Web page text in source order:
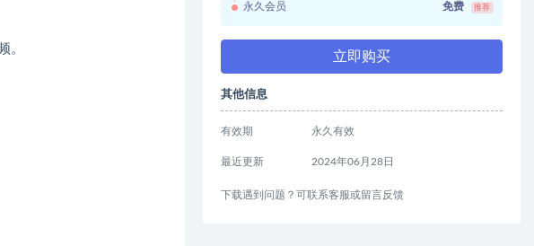
。
永久会员 免费 推荐
立即购买
其他信息
有效期 永久有效
最近更新 2024年06月28日
下载遇到问题？可联系客服或留言反馈